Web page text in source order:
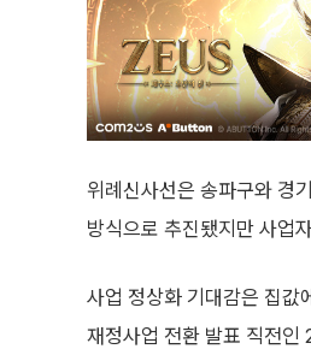
위례신사선은 송파구와 경
방식으로 추진됐지만 사업
사업 정상화 기대감은 집
재정사업 전환 발표 직전